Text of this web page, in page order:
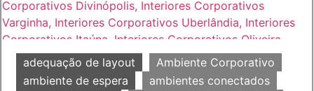
adequação de layout
Ambiente Corporativo
ambiente de espera
ambientes conectados